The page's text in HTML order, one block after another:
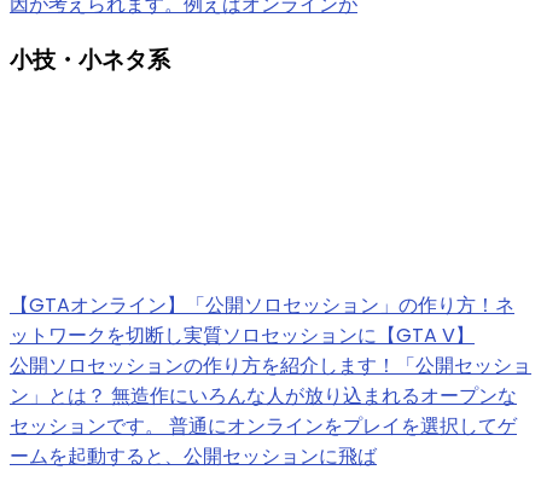
小技・小ネタ系
【GTAオンライン】「公開ソロセッション」の作り方！ネ
ットワークを切断し実質ソロセッションに【GTA V】
公開ソロセッションの作り方を紹介します！「公開セッショ
ン」とは？ 無造作にいろんな人が放り込まれるオープンな
セッションです。 普通にオンラインをプレイを選択してゲ
ームを起動すると、公開セッションに飛ば